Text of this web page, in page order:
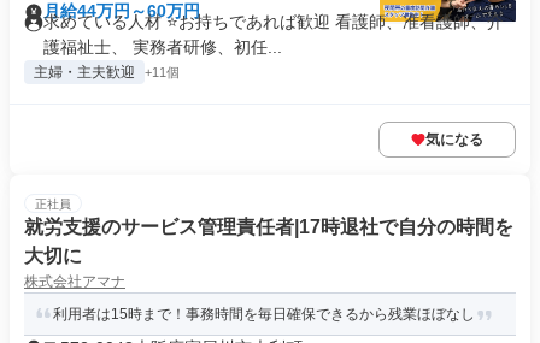
月給44万円～60万円
求めている人材 ⭐お持ちであれば歓迎 看護師、准看護師、介
護福祉士、 実務者研修、初任...
主婦・主夫歓迎 +11個
気になる
正社員
就労支援のサービス管理責任者|17時退社で自分の時間を
大切に
株式会社アマナ
利用者は15時まで！事務時間を毎日確保できるから残業ほぼなし